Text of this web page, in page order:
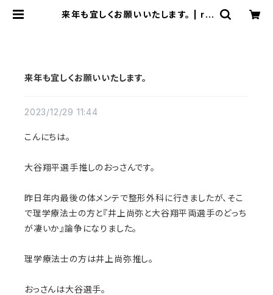
来年も宜しくお願いいたします。 | ra
来年も宜しくお願いいたします。
2023/12/29 11:44
こんにちは。
大谷翔平選手推しのおっさんです。
昨日年内最後の体メンテで整形外科に行きましたが、そこ
で理学療法士の方と『井上尚弥と大谷翔平両選手のどっち
が凄いか』論争になりました。
理学療法士の方は井上尚弥推し。
おっさんは大谷選手。